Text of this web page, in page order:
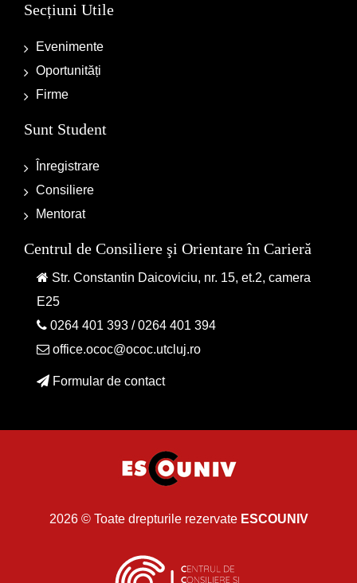
Secțiuni Utile
Evenimente
Oportunități
Firme
Sunt Student
Înregistrare
Consiliere
Mentorat
Centrul de Consiliere şi Orientare în Carieră
Str. Constantin Daicoviciu, nr. 15, et.2, camera
E25
0264 401 393 /0264 401 394
office.ococ@ococ.utcluj.ro
Formular de contact
2026 © Toate drepturile rezervate ESCOUNIV